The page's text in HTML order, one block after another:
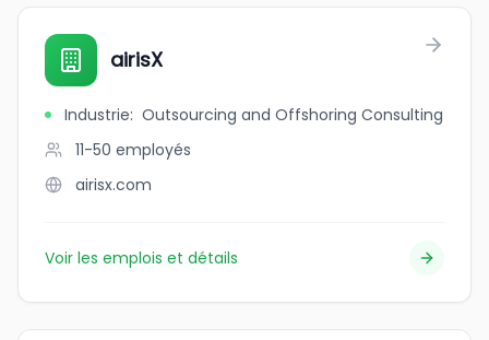
airisX
Industrie: Outsourcing and Offshoring Consulting
11-50 employés
airisx.com
Voir les emplois et détails